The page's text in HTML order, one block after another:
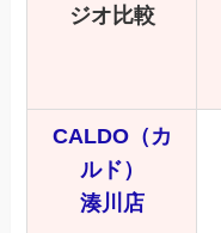
ジオ比較
CALDO（カ
ルド）
湊川店